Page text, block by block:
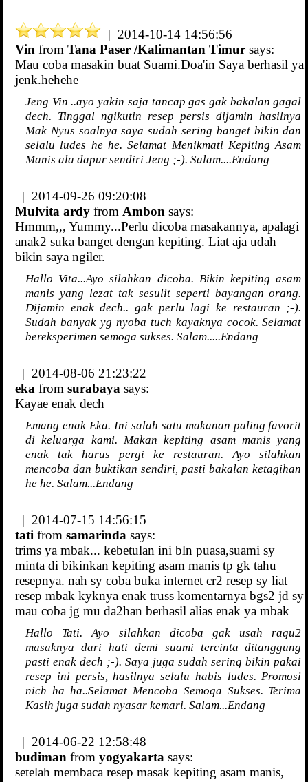
| 2014-10-14 14:56:56
Vin from Tana Paser /Kalimantan Timur says:
Mau coba masakin buat Suami.Doa'in Saya berhasil ya
jenk.hehehe
Jeng Vin ..ayo yakin saja tancap gas gak bakalan gagal
dech. Tinggal ngikutin resep persis dijamin hasilnya
Mak Nyus soalnya saya sudah sering banget bikin dan
selalu ludes he he. Selamat Menikmati Kepiting Asam
Manis ala dapur sendiri Jeng ;-). Salam....Endang
| 2014-09-26 09:20:08
Mulvita ardy from Ambon says:
Hmmm,,, Yummy...Perlu dicoba masakannya, apalagi
anak2 suka banget dengan kepiting. Liat aja udah
bikin saya ngiler.
Hallo Vita...Ayo silahkan dicoba. Bikin kepiting asam
manis yang lezat tak sesulit seperti bayangan orang.
Dijamin enak dech.. gak perlu lagi ke restauran ;-).
Sudah banyak yg nyoba tuch kayaknya cocok. Selamat
bereksperimen semoga sukses. Salam.....Endang
| 2014-08-06 21:23:22
eka from surabaya says:
Kayae enak dech
Emang enak Eka. Ini salah satu makanan paling favorit
di keluarga kami. Makan kepiting asam manis yang
enak tak harus pergi ke restauran. Ayo silahkan
mencoba dan buktikan sendiri, pasti bakalan ketagihan
he he. Salam...Endang
| 2014-07-15 14:56:15
tati from samarinda says:
trims ya mbak... kebetulan ini bln puasa,suami sy
minta di bikinkan kepiting asam manis tp gk tahu
resepnya. nah sy coba buka internet cr2 resep sy liat
resep mbak kyknya enak truss komentarnya bgs2 jd sy
mau coba jg mu da2han berhasil alias enak ya mbak
Hallo Tati. Ayo silahkan dicoba gak usah ragu2
masaknya dari hati demi suami tercinta ditanggung
pasti enak dech ;-). Saya juga sudah sering bikin pakai
resep ini persis, hasilnya selalu habis ludes. Promosi
nich ha ha..Selamat Mencoba Semoga Sukses. Terima
Kasih juga sudah nyasar kemari. Salam...Endang
| 2014-06-22 12:58:48
budiman from yogyakarta says:
setelah membaca resep masak kepiting asam manis,